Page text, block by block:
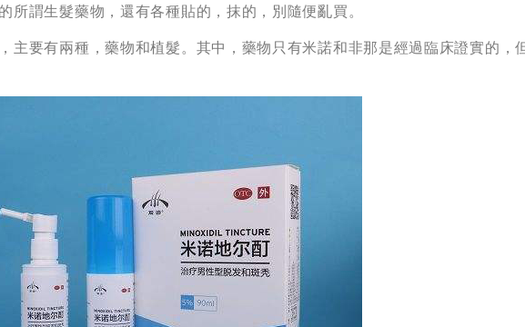
所謂生髮藥物，還有各種貼的，抹的，別隨便亂買。
主要有兩種，藥物和植髮。其中，藥物只有米諾和非那是經過臨床證實的，